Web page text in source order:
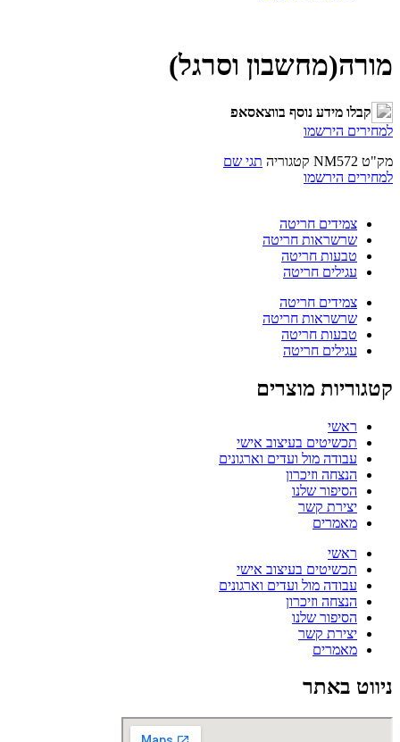
מורה(מחשבון וסרגל)
קבלו מידע נוסף בווצאסאפ
למחירים הירשמו
מק"ט NM572 קטגוריה תגי שם
למחירים הירשמו
צמידים חריטה
שרשראות חריטה
טבעות חריטה
עגילים חריטה
צמידים חריטה
שרשראות חריטה
טבעות חריטה
עגילים חריטה
קטגוריות מוצרים
ראשי
תכשיטים בעיצוב אישי
עבודה מול ועדים וארגונים
הנצחה וזיכרון
הסיפור שלנו
יצירת קשר
מאמרים
ראשי
תכשיטים בעיצוב אישי
עבודה מול ועדים וארגונים
הנצחה וזיכרון
הסיפור שלנו
יצירת קשר
מאמרים
ניווט באתר